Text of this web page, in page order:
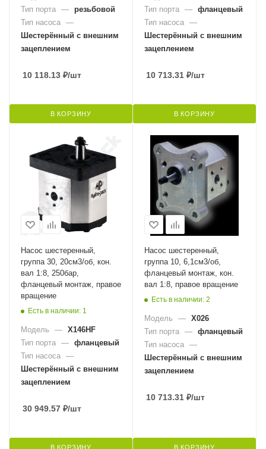
Тип порта — резьбовой
Тип насоса —
Шестерённый с внешним
зацеплением
10 118.13 ₽/шт
В КОРЗИНУ
Тип порта — фланцевый
Тип насоса —
Шестерённый с внешним
зацеплением
10 713.31 ₽/шт
В КОРЗИНУ
Насос шестеренный,
группа 30, 20см3/об, кон.
вал 1:8, 250бар,
фланцевый монтаж, правое
вращение
Есть в наличии: 1
Модель — X146HF
Тип порта — фланцевый
Тип насоса —
Шестерённый с внешним
зацеплением
30 949.57 ₽/шт
В КОРЗИНУ
Насос шестеренный,
группа 10, 6,1см3/об,
фланцевый монтаж, кон.
вал 1:8, правое вращение
Есть в наличии: 2
Модель — X026
Тип порта — фланцевый
Тип насоса —
Шестерённый с внешним
зацеплением
10 713.31 ₽/шт
В КОРЗИНУ